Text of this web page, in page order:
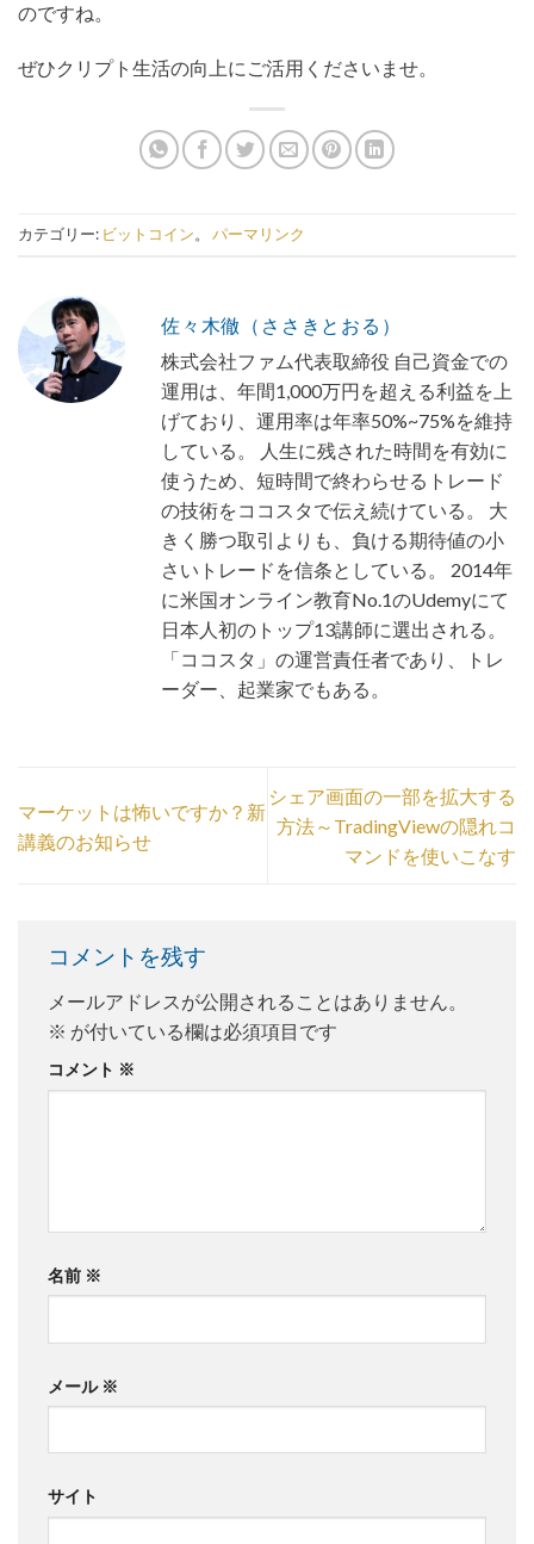
のですね。
ぜひクリプト生活の向上にご活用くださいませ。
カテゴリー: ビットコイン。 パーマリンク
佐々木徹（ささきとおる）
株式会社ファム代表取締役 自己資金での
運用は、年間1,000万円を超える利益を上
げており、運用率は年率50%~75%を維持
している。 人生に残された時間を有効に
使うため、短時間で終わらせるトレード
の技術をココスタで伝え続けている。 大
きく勝つ取引よりも、負ける期待値の小
さいトレードを信条としている。 2014年
に米国オンライン教育No.1のUdemyにて
日本人初のトップ13講師に選出される。
「ココスタ」の運営責任者であり、トレ
ーダー、起業家でもある。
マーケットは怖いですか？新
講義のお知らせ
シェア画面の一部を拡大する
方法～TradingViewの隠れコ
マンドを使いこなす
コメントを残す
メールアドレスが公開されることはありません。
※ が付いている欄は必須項目です
コメント ※
名前 ※
メール ※
サイト